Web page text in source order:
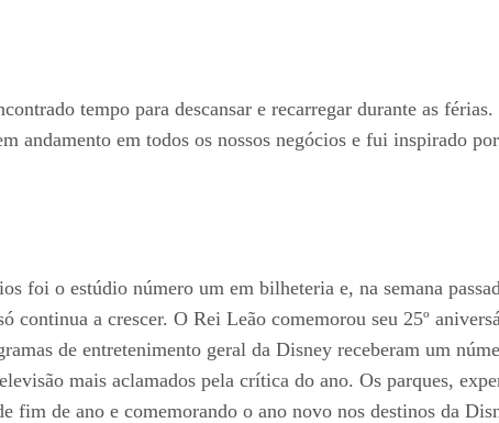
tempo para descansar e recarregar durante as
andamento em todos os nossos negócios e fui inspirado
foi o estúdio número um em bilheteria e, na semana
continua a crescer. O Rei Leão comemorou seu 25º
de entretenimento geral da Disney receberam um
mais aclamados pela crítica do ano. Os parques,
fim de ano e comemorando o ano novo nos destinos da